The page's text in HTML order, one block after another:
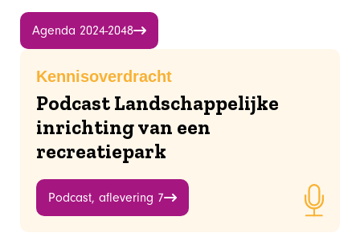
Kennisoverdracht
Podcast Landschappelijke
inrichting van een
recreatiepark
Podcast, aflevering 7
Agenda 2024-2048